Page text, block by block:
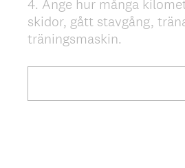
Question
Title
4. Ange hur många
skidor, gått stavgång,
träningsmaskin.